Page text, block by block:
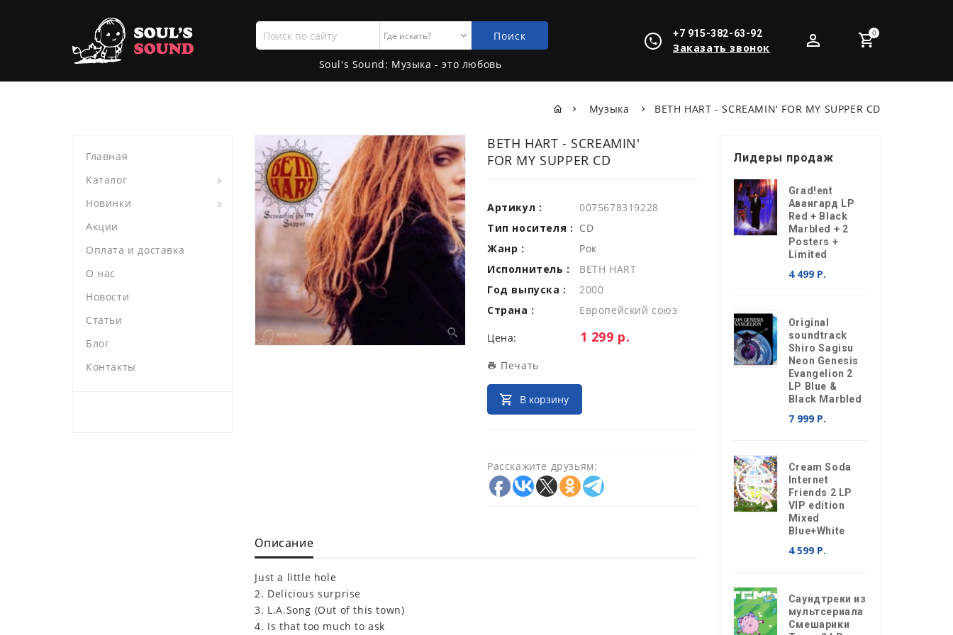
0
+7 915-382-63-92
Заказать звонок
Поиск
по
сайту
Поиск
Soul's Sound: Музыка - это любовь
Музыка BETH HART - SCREAMIN' FOR MY SUPPER CD
Главная
Каталог
Новинки
Акции
Оплата и доставка
О нас
Новости
Статьи
Блог
Контакты
BETH HART - SCREAMIN'
FOR MY SUPPER CD
Артикул :
0075678319228
Тип носителя : CD
Жанр :
Рок
Исполнитель :
BETH HART
Год выпуска :
2000
Страна :
Европейский союз
Цена: Цена:
1 299 р.
Печать
В корзину
Расскажите друзьям:
Описание
Just a little hole
2. Delicious surprise
3. L.A.Song (Out of this town)
4. Is that too much to ask
Лидеры продаж
Grad!ent
Авангард LP
Red + Black
Marbled + 2
Posters +
Limited
4 499 Р.
Original
soundtrack
Shiro Sagisu
Neon Genesis
Evangelion 2
LP Blue &
Black Marbled
7 999 Р.
Cream Soda
Internet
Friends 2 LP
VIP edition
Mixed
Blue+White
4 599 Р.
Саундтреки из
мультсериала
Смешарики